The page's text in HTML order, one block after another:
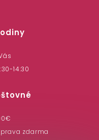
14:30
zdarma